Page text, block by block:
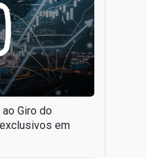
Giro do
em